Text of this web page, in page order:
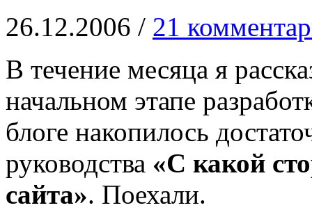
26.12.2006 / 21
В течение месяца я
начальном этапе
блоге накопилось
руководства «С какой
сайта». Поехали.